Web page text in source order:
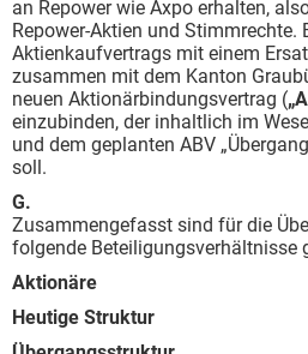
an Repower wie Axpo erhalten,
Repower-Aktien und Stimmrechte.
Aktienkaufvertrags mit einem
zusammen mit dem Kanton
neuen Aktionärbindungsvertrag (
einzubinden, der inhaltlich im
und dem geplanten ABV
soll.
G.
Zusammengefasst sind für die
folgende Beteiligungsverhältnisse
Aktionäre
Heutige Struktur